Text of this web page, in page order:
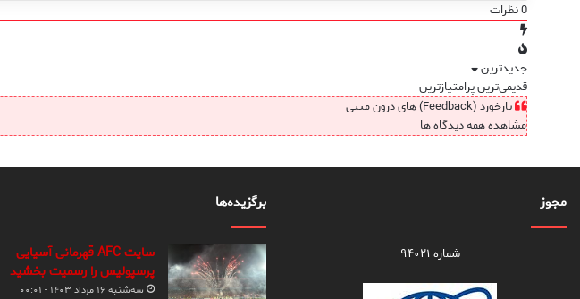
0نظرات
جدیدترین
قدیمی‌ترینپرامتیازترین
بازخورد (Feedback) های درون متنی
مشاهده همه دیدگاه ها
مجوز
شماره ۹۴۰۲۱
برگزیده‌ها
سایت AFC قهرمانی آسیایی
پرسپولیس را رسمیت بخشید
سه‌شنبه ۱۶ مرداد ۱۴۰۳ - ۰۰:۰۱